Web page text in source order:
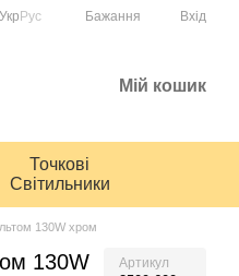
Укр Рус Бажання Вхід
Мій кошик
Точкові
Світильники
130W хром
130W
Артикул